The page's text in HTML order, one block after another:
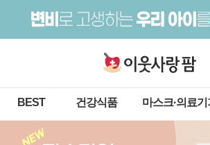
BEST 건강식품 마스크·의료기